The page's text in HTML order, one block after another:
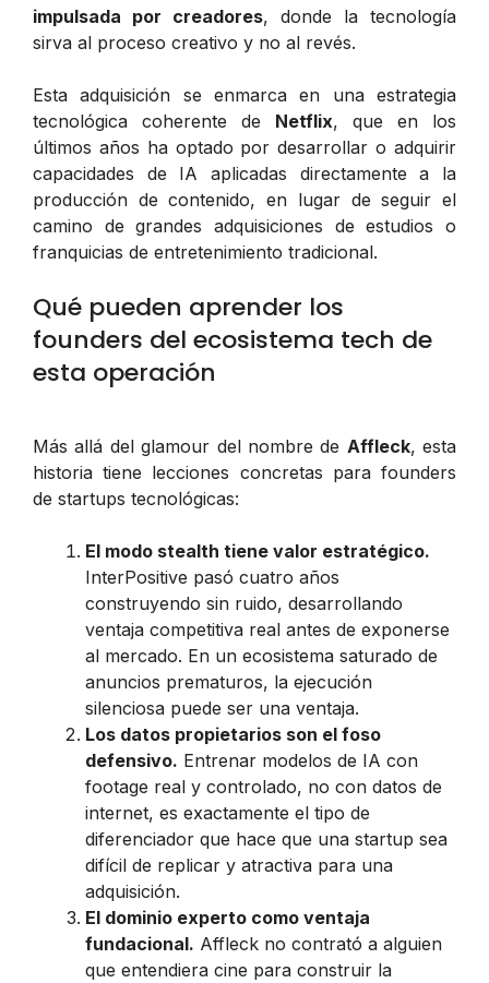
impulsada por creadores, donde la tecnología
sirva al proceso creativo y no al revés.
Esta adquisición se enmarca en una estrategia
tecnológica coherente de Netflix, que en los
últimos años ha optado por desarrollar o adquirir
capacidades de IA aplicadas directamente a la
producción de contenido, en lugar de seguir el
camino de grandes adquisiciones de estudios o
franquicias de entretenimiento tradicional.
Qué pueden aprender los
founders del ecosistema tech de
esta operación
Más allá del glamour del nombre de Affleck, esta
historia tiene lecciones concretas para founders
de startups tecnológicas:
El modo stealth tiene valor estratégico.
InterPositive pasó cuatro años
construyendo sin ruido, desarrollando
ventaja competitiva real antes de exponerse
al mercado. En un ecosistema saturado de
anuncios prematuros, la ejecución
silenciosa puede ser una ventaja.
Los datos propietarios son el foso
defensivo. Entrenar modelos de IA con
footage real y controlado, no con datos de
internet, es exactamente el tipo de
diferenciador que hace que una startup sea
difícil de replicar y atractiva para una
adquisición.
El dominio experto como ventaja
fundacional. Affleck no contrató a alguien
que entendiera cine para construir la